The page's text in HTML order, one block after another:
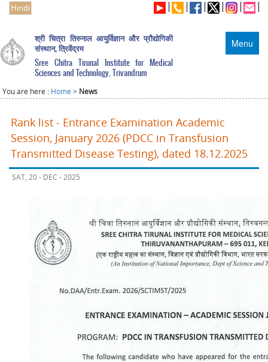
Hindi
Menu
श्री चित्रा तिरुनाल आयुर्विज्ञान और प्रौद्योगिकी
संस्थान, त्रिवेंद्रम
Sree Chitra Tirunal Institute for Medical
Sciences and Technology, Trivandrum
You are here : Home > News
Rank list - Entrance Examination Academic
Session, January 2026 (PDCC in Transfusion
Transmitted Disease Testing), dated 18.12.2025
SAT, 20 - DEC - 2025